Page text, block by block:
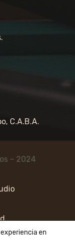
C.A.B.A.
– 2024
en